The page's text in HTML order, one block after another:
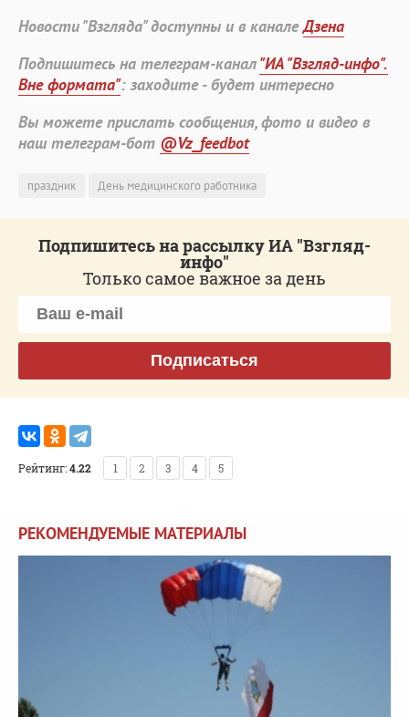
Новости "Взгляда" доступны и в каналеДзена
Подпишитесь на телеграм-канал"ИА "Взгляд-инфо".
Вне формата": заходите - будет интересно
Вы можете прислать сообщения, фото и видео в
наш телеграм-бот @Vz_feedbot
праздник День медицинского работника
Подпишитесь на рассылку ИА "Взгляд-
инфо"
Только самое важное за день
Подписаться
Рейтинг:4.22 1 2 3 4 5
РЕКОМЕНДУЕМЫЕ МАТЕРИАЛЫ